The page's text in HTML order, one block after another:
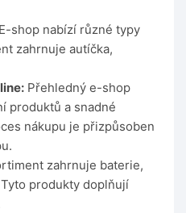
E-shop nabízí různé typy
zahrnuje autíčka,
Přehledný e-shop
produktů a snadné
nákupu je přizpůsoben
zahrnuje baterie,
produkty doplňují